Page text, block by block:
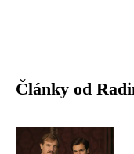
Články od